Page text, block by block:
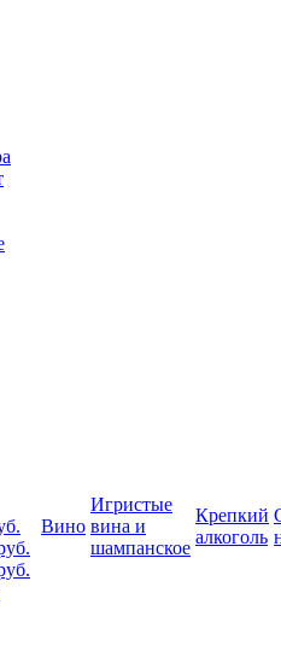
Вино
Игристые
вина и
шампанское
Крепкий
алкоголь